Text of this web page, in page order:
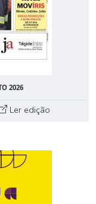
2026
Ler edição